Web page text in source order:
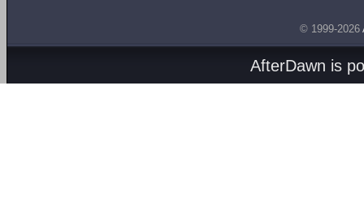
© 1999-2026
AfterDawn is